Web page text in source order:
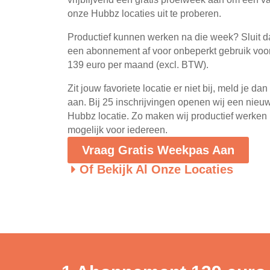
onze Hubbz locaties uit te proberen.
Productief kunnen werken na die week? Sluit
een abonnement af voor onbeperkt gebruik
139 euro per maand (excl. BTW).
Zit jouw favoriete locatie er niet bij, meld je dan
aan. Bij 25 inschrijvingen openen wij een
Hubbz locatie. Zo maken wij productief werken
mogelijk voor iedereen.
Vraag Gratis Weekpas Aan
Of Bekijk Al Onze Locaties